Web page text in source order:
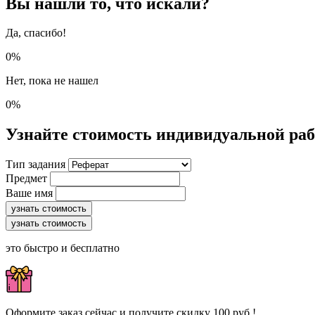
Да, спасибо!
0%
Нет, пока не нашел
0%
Узнайте стоимость индивидуальной
Тип задания
Предмет
Ваше имя
узнать стоимость
узнать стоимость
это быстро и бесплатно